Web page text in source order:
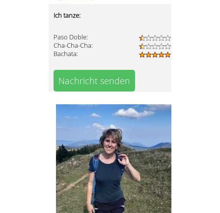
Ich tanze:
Paso Doble:
Cha-Cha-Cha:
Bachata:
Nachricht senden